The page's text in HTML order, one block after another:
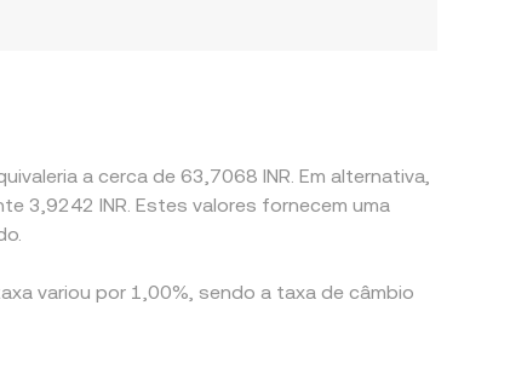
a cerca de 63,7068 INR. Em alternativa,
3,9242 INR. Estes valores fornecem uma
variou por 1,00%, sendo a taxa de câmbio